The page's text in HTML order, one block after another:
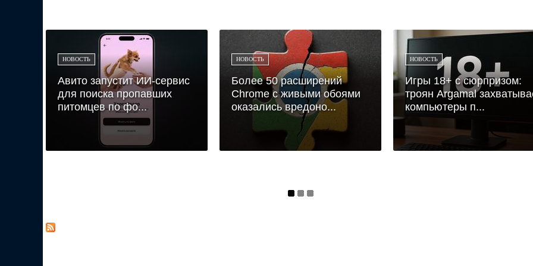
НОВОСТЬ
Авито запустит ИИ-сервис
для поиска пропавших
питомцев по фо...
НОВОСТЬ
Более 50 расширений
Chrome с живыми обоями
оказались вредоно...
НОВОСТЬ
Игры 18+ с сюрпризом:
троян Argamal
компьютеры п...